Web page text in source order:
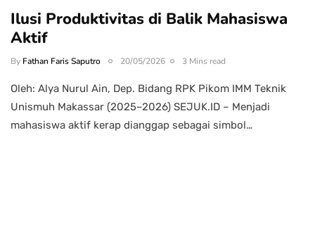
Ilusi Produktivitas di Balik Mahasiswa
Aktif
By Fathan Faris Saputro 20/05/2026 3 Mins read
Oleh: Alya Nurul Ain, Dep. Bidang RPK Pikom IMM Teknik
Unismuh Makassar (2025–2026) SEJUK.ID – Menjadi
mahasiswa aktif kerap dianggap sebagai simbol…